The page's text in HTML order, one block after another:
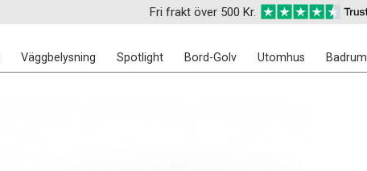
Fri frakt över 500 Kr.
Väggbelysning Spotlight Bord-Golv Utomhus Badrum